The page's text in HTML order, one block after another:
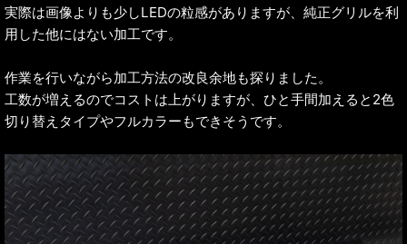
実際は画像よりも少しLEDの粒感がありますが、純正グリルを利
用した他にはない加工です。
作業を行いながら加工方法の改良余地も探りました。
工数が増えるのでコストは上がりますが、ひと手間加えると2色
切り替えタイプやフルカラーもできそうです。